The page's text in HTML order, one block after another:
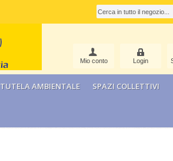
Mio conto Login
TUTELA AMBIENTALE SPAZI COLLETTIVI